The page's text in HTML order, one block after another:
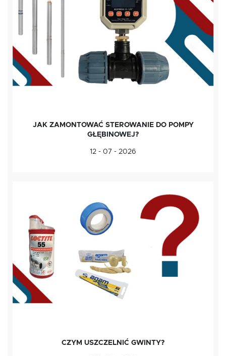
JAK ZAMONTOWAĆ STEROWANIE DO POMPY
GŁĘBINOWEJ?
12 - 07 - 2026
CZYM USZCZELNIĆ GWINTY?